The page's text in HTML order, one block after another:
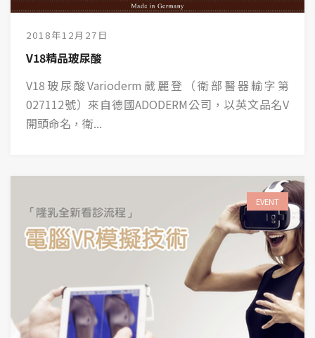
2018年12月27日
V18精品玻尿酸
V18玻尿酸Varioderm葳麗登（衛部醫器輸字第
027112號）來自德國ADODERM公司，以英文品名V
開頭命名，衛...
EVENT